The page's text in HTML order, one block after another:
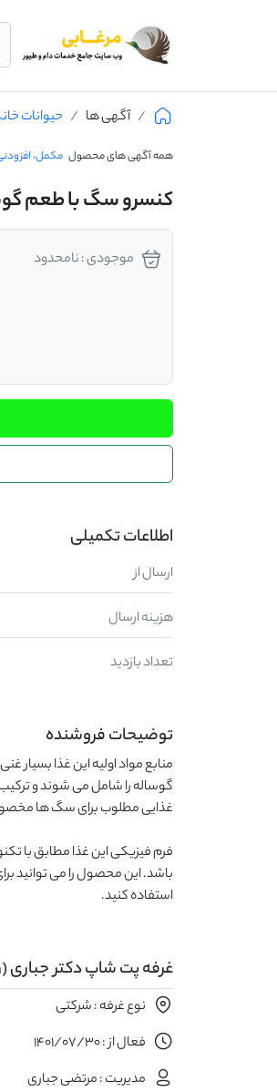
آگهی ها حیوانات
همه آگهی های محصول مکمل،
کنسرو سگ با طعم گوشت
موجودی : نامحدود
اطلاعات تکمیلی
ارسال از
هزینه ارسال
تعداد بازدید
توضیحات فروشنده
استفاده کنید.
غرفه پت شاپ دکتر جباری
نوع غرفه : شرکتی
فعال از : 1401/07/30
مدیریت : مرتضی جباری